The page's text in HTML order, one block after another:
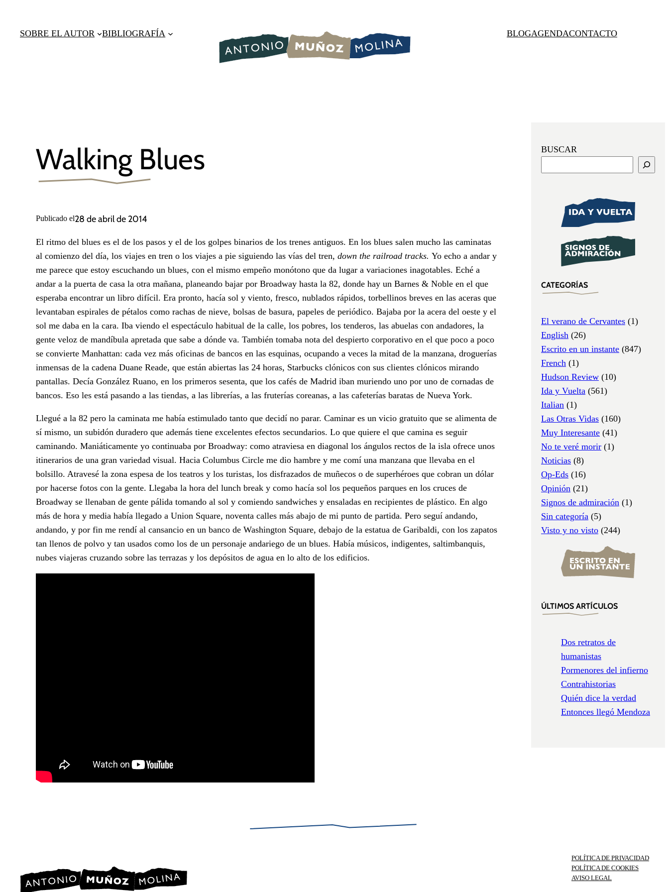
contenido
SOBRE EL AUTOR BIBLIOGRAFÍA BLOGAGENDACONTACTO
Walking Blues
Publicado el28 de abril de 2014
El ritmo del blues es el de los pasos y el de los golpes binarios de los trenes antiguos. En los blues salen mucho las caminatas
al comienzo del día, los viajes en tren o los viajes a pie siguiendo las vías del tren, down the railroad tracks. Yo echo a andar y
me parece que estoy escuchando un blues, con el mismo empeño monótono que da lugar a variaciones inagotables. Eché a
andar a la puerta de casa la otra mañana, planeando bajar por Broadway hasta la 82, donde hay un Barnes & Noble en el que
esperaba encontrar un libro difícil. Era pronto, hacía sol y viento, fresco, nublados rápidos, torbellinos breves en las aceras que
levantaban espirales de pétalos como rachas de nieve, bolsas de basura, papeles de periódico. Bajaba por la acera del oeste y el
sol me daba en la cara. Iba viendo el espectáculo habitual de la calle, los pobres, los tenderos, las abuelas con andadores, la
gente veloz de mandíbula apretada que sabe a dónde va. También tomaba nota del despierto corporativo en el que poco a poco
se convierte Manhattan: cada vez más oficinas de bancos en las esquinas, ocupando a veces la mitad de la manzana, droguerías
inmensas de la cadena Duane Reade, que están abiertas las 24 horas, Starbucks clónicos con sus clientes clónicos mirando
pantallas. Decía González Ruano, en los primeros sesenta, que los cafés de Madrid iban muriendo uno por uno de cornadas de
bancos. Eso les está pasando a las tiendas, a las librerías, a las fruterías coreanas, a las cafeterías baratas de Nueva York.
Llegué a la 82 pero la caminata me había estimulado tanto que decidí no parar. Caminar es un vicio gratuito que se alimenta de
sí mismo, un subidón duradero que además tiene excelentes efectos secundarios. Lo que quiere el que camina es seguir
caminando. Maniáticamente yo continuaba por Broadway: como atraviesa en diagonal los ángulos rectos de la isla ofrece unos
itinerarios de una gran variedad visual. Hacia Columbus Circle me dio hambre y me comí una manzana que llevaba en el
bolsillo. Atravesé la zona espesa de los teatros y los turistas, los disfrazados de muñecos o de superhéroes que cobran un dólar
por hacerse fotos con la gente. Llegaba la hora del lunch break y como hacía sol los pequeños parques en los cruces de
Broadway se llenaban de gente pálida tomando al sol y comiendo sandwiches y ensaladas en recipientes de plástico. En algo
más de hora y media había llegado a Union Square, noventa calles más abajo de mi punto de partida. Pero seguí andando,
andando, y por fin me rendí al cansancio en un banco de Washington Square, debajo de la estatua de Garibaldi, con los zapatos
tan llenos de polvo y tan usados como los de un personaje andariego de un blues. Había músicos, indigentes, saltimbanquis,
nubes viajeras cruzando sobre las terrazas y los depósitos de agua en lo alto de los edificios.
BUSCAR
CATEGORÍAS
El verano de Cervantes (1)
English (26)
Escrito en un instante (847)
French (1)
Hudson Review (10)
Ida y Vuelta (561)
Italian (1)
Las Otras Vidas (160)
Muy Interesante (41)
No te veré morir (1)
Noticias (8)
Op-Eds (16)
Opinión (21)
Signos de admiración (1)
Sin categoría (5)
Visto y no visto (244)
ÚLTIMOS ARTÍCULOS
Dos retratos de
humanistas
Pormenores del infierno
Contrahistorias
Quién dice la verdad
Entonces llegó Mendoza
POLÍTICA DE PRIVACIDAD
POLÍTICA DE COOKIES
AVISO LEGAL